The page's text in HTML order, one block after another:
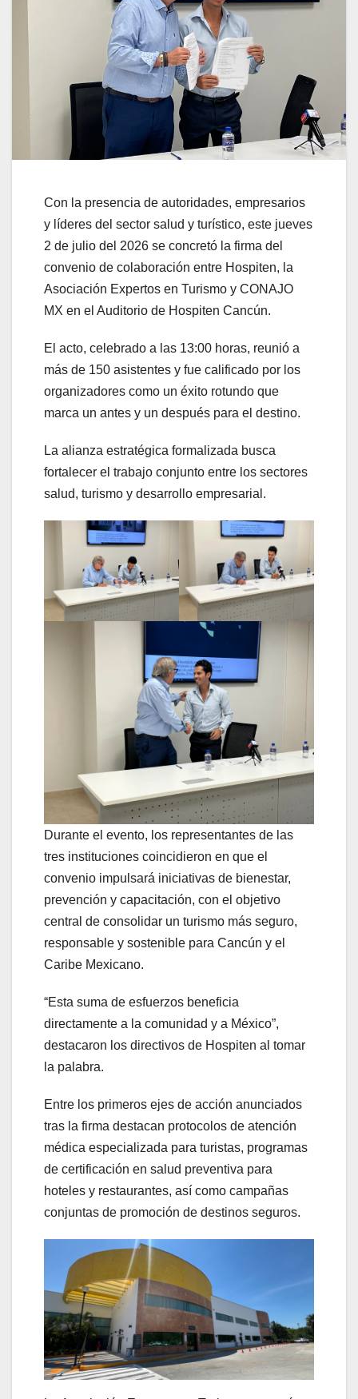
Con la presencia de autoridades, empresarios
y líderes del sector salud y turístico, este jueves
2 de julio del 2026 se concretó la firma del
convenio de colaboración entre Hospiten, la
Asociación Expertos en Turismo y CONAJO
MX en el Auditorio de Hospiten Cancún.
El acto, celebrado a las 13:00 horas, reunió a
más de 150 asistentes y fue calificado por los
organizadores como un éxito rotundo que
marca un antes y un después para el destino.
La alianza estratégica formalizada busca
fortalecer el trabajo conjunto entre los sectores
salud, turismo y desarrollo empresarial.
Durante el evento, los representantes de las
tres instituciones coincidieron en que el
convenio impulsará iniciativas de bienestar,
prevención y capacitación, con el objetivo
central de consolidar un turismo más seguro,
responsable y sostenible para Cancún y el
Caribe Mexicano.
“Esta suma de esfuerzos beneficia
directamente a la comunidad y a México”,
destacaron los directivos de Hospiten al tomar
la palabra.
Entre los primeros ejes de acción anunciados
tras la firma destacan protocolos de atención
médica especializada para turistas, programas
de certificación en salud preventiva para
hoteles y restaurantes, así como campañas
conjuntas de promoción de destinos seguros.